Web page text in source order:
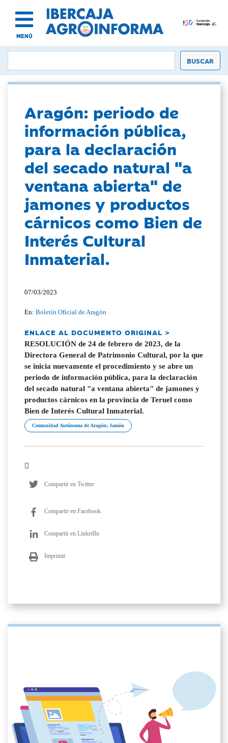
MENÚ
Aragón: periodo de
información pública,
para la declaración
del secado natural "a
ventana abierta" de
jamones y productos
cárnicos como Bien de
Interés Cultural
Inmaterial.
07/03/2023
En:Boletín Oficial de Aragón
ENLACE AL DOCUMENTO ORIGINAL >
RESOLUCIÓN de 24 de febrero de 2023, de la
Directora General de Patrimonio Cultural, por la que
se inicia nuevamente el procedimiento y se abre un
periodo de información pública, para la declaración
del secado natural "a ventana abierta" de jamones y
productos cárnicos en la provincia de Teruel como
Bien de Interés Cultural Inmaterial.
Comunidad Autónoma de Aragón; Jamón
Compartir en Twitter
Compartir en Facebook
Compartir en LinkedIn
Imprimir